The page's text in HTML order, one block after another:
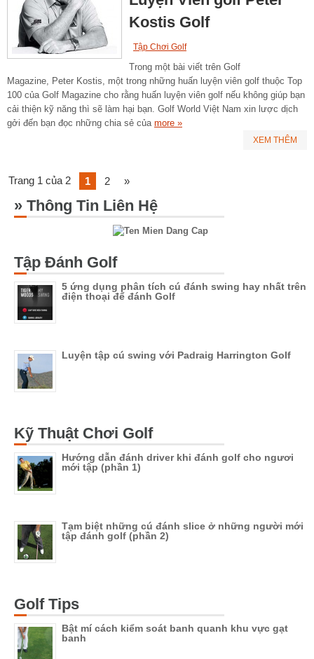
Kostis Golf
Tập Chơi Golf
Trong một bài viết trên Golf
Magazine, Peter Kostis, một trong những huấn luyện viên golf thuộc Top
100 của Golf Magazine cho rằng huấn luyện viên golf nếu không giúp bạn
cải thiện kỹ năng thì sẽ làm hại bạn. Golf World Việt Nam xin lược dịch
gởi đến bạn đọc những chia sẻ của more »
XEM THÊM
Trang 1 của 2 1 2 »
» Thông Tin Liên Hệ​
Tập Đánh Golf
5 ứng dụng phân tích cú đánh swing hay nhất trên
điện thoại để đánh Golf
Luyện tập cú swing với Padraig Harrington Golf
Kỹ Thuật Chơi Golf
Hướng dẫn đánh driver khi đánh golf cho ngươi
mới tập (phần 1)
Tạm biệt những cú đánh slice ở những người mới
tập đánh golf (phần 2)
Golf Tips
Bật mí cách kiểm soát banh quanh khu vực gạt
banh